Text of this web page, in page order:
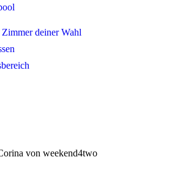
deiner Wahl
von weekend4two